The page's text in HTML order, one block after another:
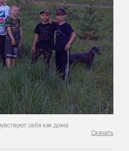
себя как дома
Скачать